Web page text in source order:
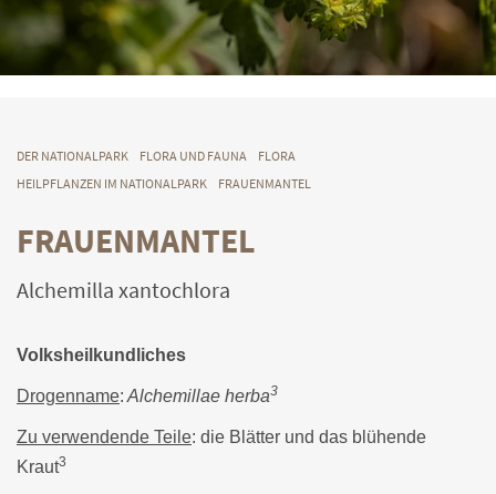
DER NATIONALPARK FLORA UND FAUNA
FLORA
HEILPFLANZEN IM NATIONALPARK
FRAUENMANTEL
FRAUENMANTEL
Alchemilla xantochlora
Volksheilkundliches
Drogenname: Alchemillae herba3
Zu verwendende Teile: die Blätter und das blühende
Kraut3